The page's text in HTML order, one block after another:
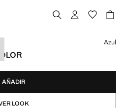
Azul
AÑADIR
LOOK